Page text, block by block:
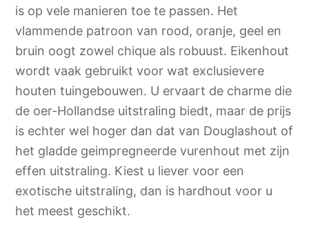
is op vele manieren toe te passen. Het
vlammende patroon van rood, oranje, geel en
bruin oogt zowel chique als robuust. Eikenhout
wordt vaak gebruikt voor wat exclusievere
houten tuingebouwen. U ervaart de charme die
de oer-Hollandse uitstraling biedt, maar de prijs
is echter wel hoger dan dat van Douglashout of
het gladde geimpregneerde vurenhout met zijn
effen uitstraling. Kiest u liever voor een
exotische uitstraling, dan is hardhout voor u
het meest geschikt.